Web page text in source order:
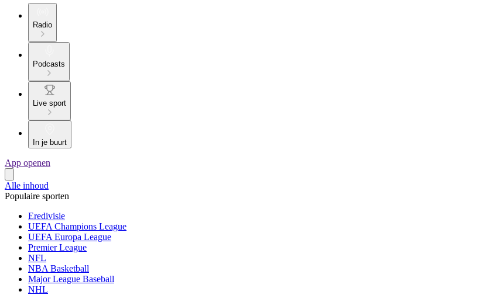
Radio
Podcasts
Live sport
In je buurt
App openen
Alle inhoud
Populaire sporten
Eredivisie
UEFA Champions League
UEFA Europa League
Premier League
NFL
NBA Basketball
Major League Baseball
NHL